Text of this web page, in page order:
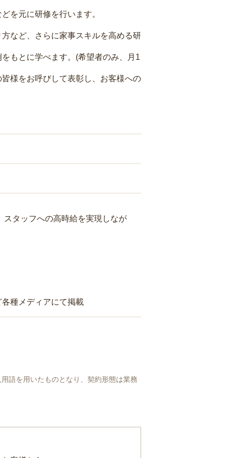
を元に研修を行います。
など、さらに家事スキルを高める研
もとに学べます。(希望者のみ、月1
様をお呼びして表彰し、お客様への
タッフへの高時給を実現しなが
種メディアにて掲載
語を用いたものとなり、契約形態は業務